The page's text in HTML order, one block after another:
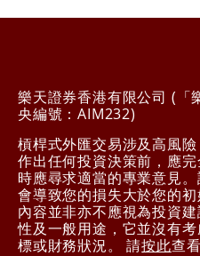
樂天證券香港有限公司 (「
央編號：AIM232)
槓桿式外匯交易涉及高風
作出任何投資決策前，應
時應尋求適當的專業意見
會導致您的損失大於您的
內容並非亦不應視為投資
性及一般用途，它並沒有
標或財務狀況。 請按此查